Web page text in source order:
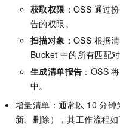
获取权限 ：OSS 通过
告的权限。
扫描对象 ：OSS 根据
Bucket 中的所有匹配对
生成清单报告 ：OSS
中。
增量清单：通常以 10 分钟
新、删除），其工作流程如
在企业官网、通讯软件中为客户提供 AI 客服